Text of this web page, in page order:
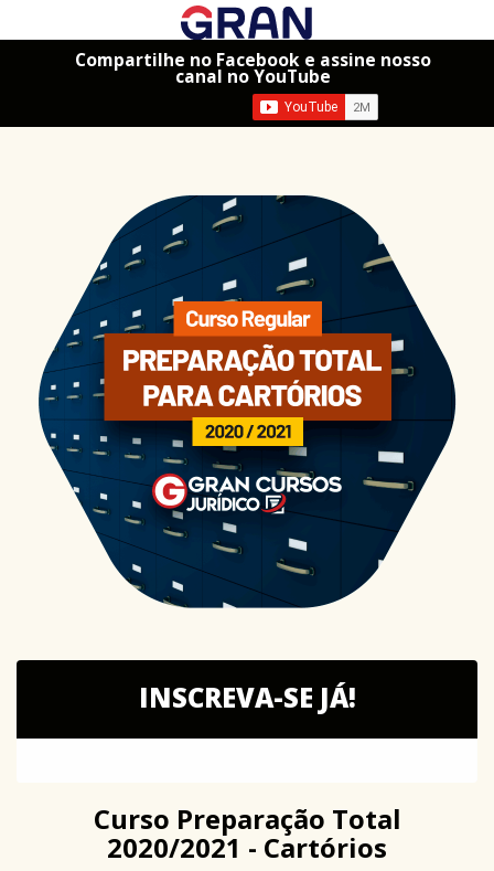
Compartilhe no Facebook e assine nosso
canal no YouTube
INSCREVA-SE JÁ!
Curso Preparação Total
2020/2021 - Cartórios